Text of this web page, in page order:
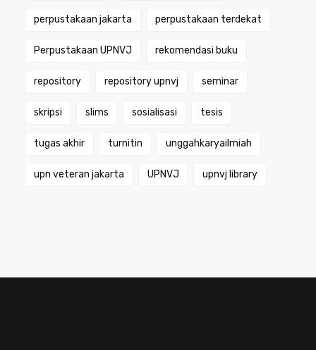
perpustakaan jakarta perpustakaan terdekat
Perpustakaan UPNVJ rekomendasi buku
repository repository upnvj seminar
skripsi slims sosialisasi tesis
tugas akhir turnitin unggahkaryailmiah
upn veteran jakarta UPNVJ upnvj library